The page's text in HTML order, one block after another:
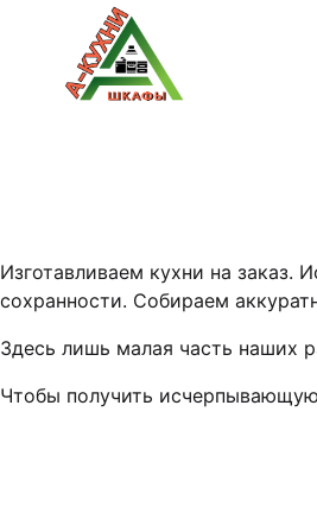
Изготавливаем кухни на
сохранности. Собираем
Здесь лишь малая часть наших
Чтобы получить